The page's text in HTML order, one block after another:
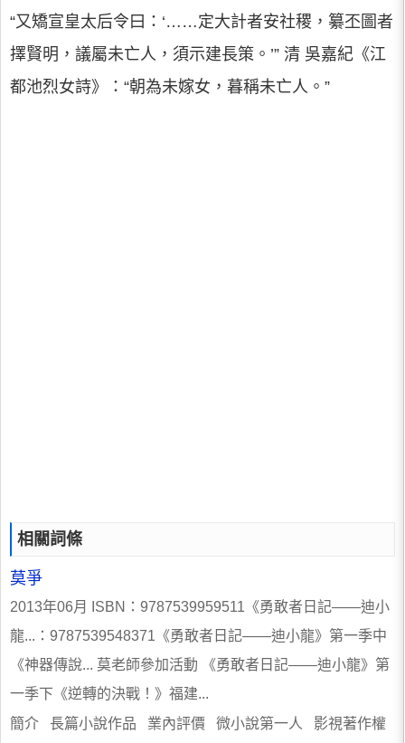
“又矯宣皇太后令曰：‘……定大計者安社稷，纂丕圖者
擇賢明，議屬未亡人，須示建長策。’” 清 吳嘉紀《江
都池烈女詩》：“朝為未嫁女，暮稱未亡人。”
相關詞條
莫爭
2013年06月 ISBN：9787539959511《勇敢者日記——迪小
龍...：9787539548371《勇敢者日記——迪小龍》第一季中
《神器傳說... 莫老師參加活動 《勇敢者日記——迪小龍》第
一季下《逆轉的決戰！》福建...
簡介 長篇小說作品 業內評價 微小說第一人 影視著作權